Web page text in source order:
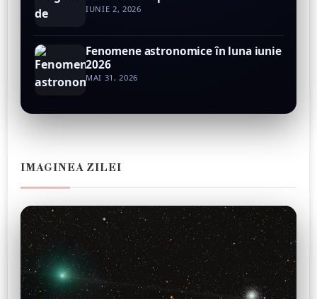
IUNIE 2, 2026
Fenomene astronomice în luna iunie
2026
MAI 31, 2026
IMAGINEA ZILEI